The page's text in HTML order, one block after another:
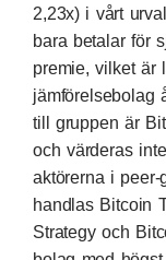
2,23x) i vårt
bara betalar för
premie, vilket är
jämförelsebolag
till gruppen är
och värderas
aktörerna i
handlas Bitcoin
Strategy och